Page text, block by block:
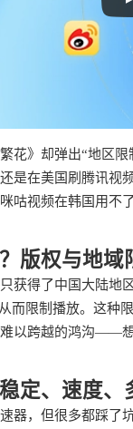
花》却弹出“地区
在美国刷腾讯视
咕视频在韩国用不
版权与地域
获得了中国大陆
而限制播放。这种
以跨越的鸿沟——
定、速度、
器，但很多都踩